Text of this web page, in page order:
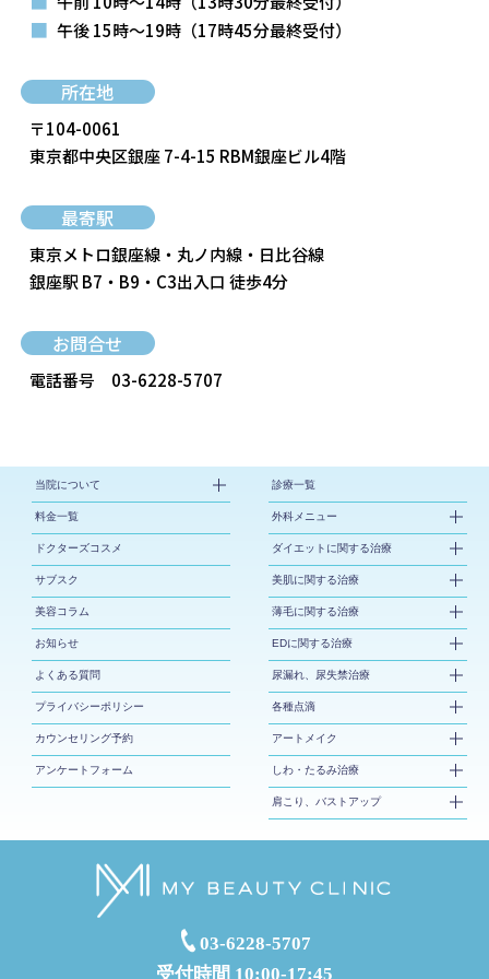
■ 午後 15時～19時 （17時45分最終受付）
所在地
〒104-0061
東京都中央区銀座 7-4-15 RBM銀座ビル4階
最寄駅
東京メトロ銀座線・丸ノ内線・日比谷線
銀座駅 B7・B9・C3出入口 徒歩4分
お問合せ
電話番号 03-6228-5707
当院について
料金一覧
ドクターズコスメ
サブスク
美容コラム
お知らせ
よくある質問
プライバシーポリシー
カウンセリング予約
アンケートフォーム
診療一覧
外科メニュー
ダイエットに関する治療
美肌に関する治療
薄毛に関する治療
EDに関する治療
尿漏れ、尿失禁治療
各種点滴
アートメイク
しわ・たるみ治療
肩こり、バストアップ
03-6228-5707
受付時間 10:00-17:45